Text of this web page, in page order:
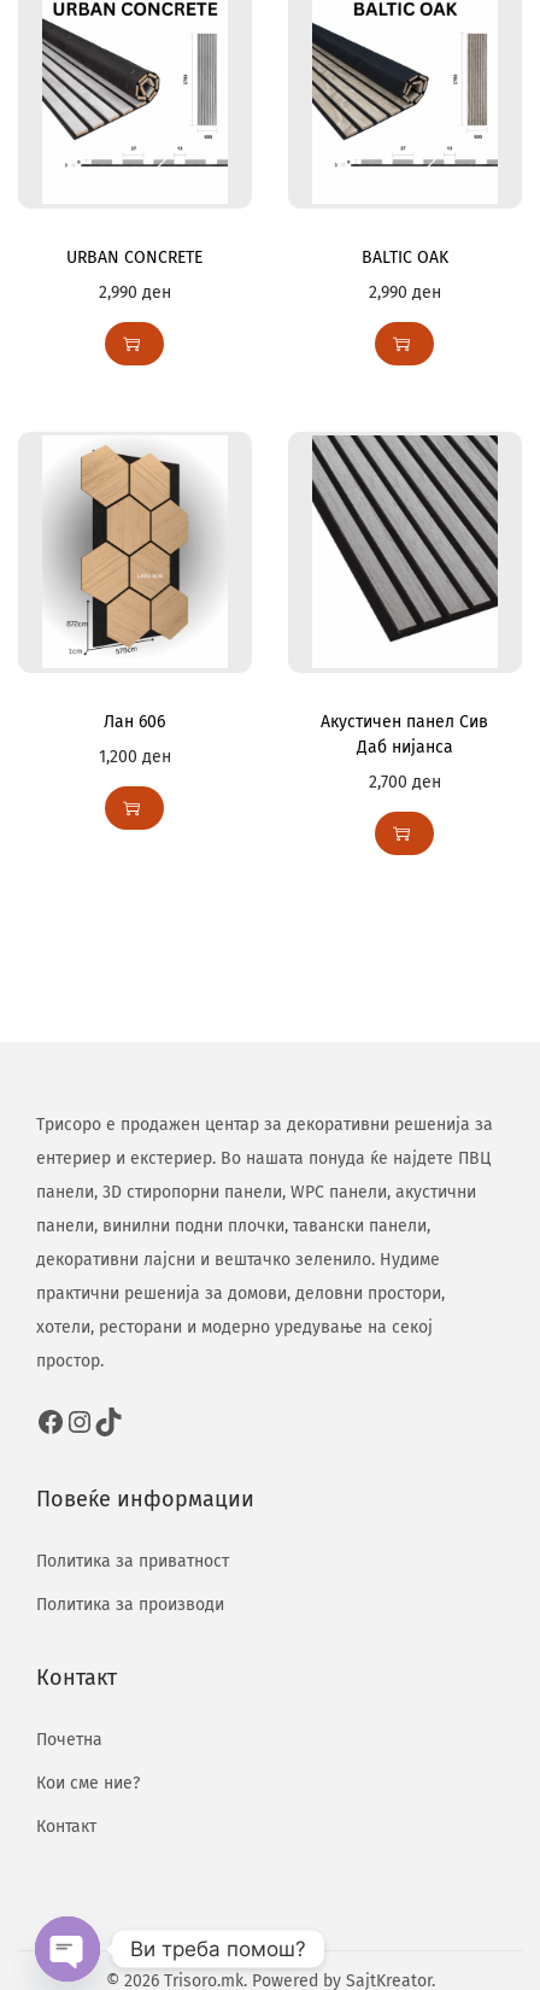
URBAN CONCRETE
2,990 ден
BALTIC OAK
2,990 ден
Лан 606
1,200 ден
Акустичен панел Сив
Даб нијанса
2,700 ден
Трисоро е продажен центар за декоративни решенија за
ентериер и екстериер. Во нашата понуда ќе најдете ПВЦ
панели, 3D стиропорни панели, WPC панели, акустични
панели, винилни подни плочки, тавански панели,
декоративни лајсни и вештачко зеленило. Нудиме
практични решенија за домови, деловни простори,
хотели, ресторани и модерно уредување на секој
простор.
Повеќе информации
Политика за приватност
Политика за производи
Контакт
Почетна
Кои сме ние?
Контакт
© 2026 Trisoro.mk. Powered by SajtKreator.
Ви треба помош?